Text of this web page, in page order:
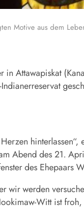
Motive aus dem
in Attawapiskat
Abend des 21.
des Ehepaars
werden
Witt ist